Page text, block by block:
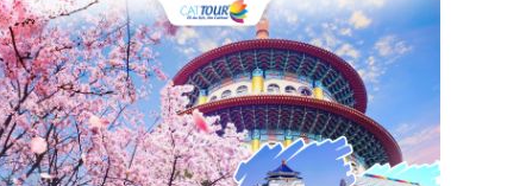
Hạ Long
Đảo Hòn Ngư
Đảo Song Ngư
ATM
mới nhất
cẩm nang du lịch sầm sơn
ô tô
phượt 99k buffet
lẩu
Tuyển dụng
Nhân viên Visa Cát Bà.
Cô Tô